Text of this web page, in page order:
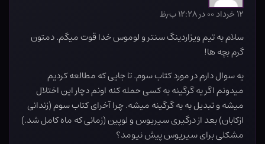
۱۲ خرداد ۰۰ در ۱۲:۲۸ ب٫ظ
سلام به تیم ویزاردینگ سنتر و لوموس خدا قوت میگم. دمتون
گرم بچه ها!
یه سوال دارم در مورد کتاب سوم. تا جایی که مطالعه کردیم
میدونم اگر یه گرگینه به کسی حمله کنه اونم دچار این اختلال
میشه و تبدیل به یه گرگینه میشه. چرا آخرای کتاب سوم (زندانی
ازکابان) بعد از درگیری سیریوس و لوپین (زمانی که ماه کامل شد.)
مشکلی برای سیریوس پیش نیومد؟